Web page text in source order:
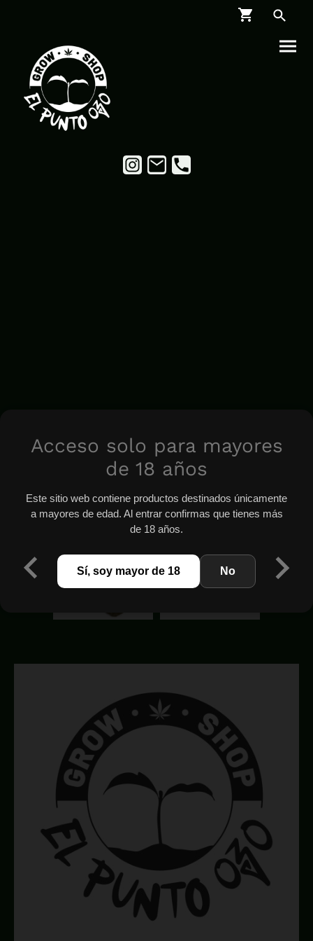
Acceso solo para mayores
de 18 años
Este sitio web contiene productos destinados únicamente
a mayores de edad. Al entrar confirmas que tienes más
de 18 años.
Sí, soy mayor de 18 No